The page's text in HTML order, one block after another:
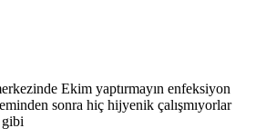
Ekim yaptırmayın enfeksiyon
sonra hiç hijyenik çalışmıyorlar
gibi